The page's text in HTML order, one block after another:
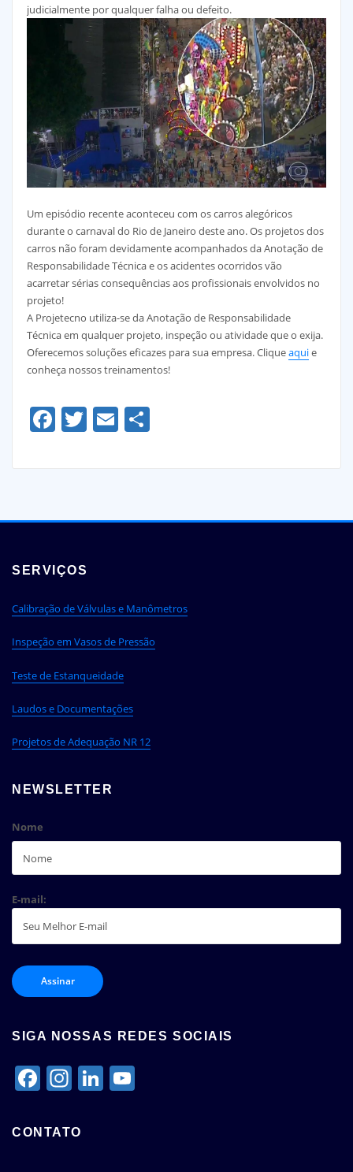
judicialmente por qualquer falha ou defeito.
Um episódio recente aconteceu com os carros alegóricos
durante o carnaval do Rio de Janeiro deste ano. Os projetos dos
carros não foram devidamente acompanhados da Anotação de
Responsabilidade Técnica e os acidentes ocorridos vão
acarretar sérias consequências aos profissionais envolvidos no
projeto!
A Projetecno utiliza-se da Anotação de Responsabilidade
Técnica em qualquer projeto, inspeção ou atividade que o exija.
Oferecemos soluções eficazes para sua empresa. Cliqueaquie
conheça nossos treinamentos!
Facebook
Twitter
EmailShare
SERVIÇOS
Calibração de Válvulas e Manômetros
Inspeção em Vasos de Pressão
Teste de Estanqueidade
Laudos e Documentações
Projetos de Adequação NR 12
NEWSLETTER
Nome
E-mail:
SIGA NOSSAS REDES SOCIAIS
Facebook
Instagram
LinkedIn
CONTATO